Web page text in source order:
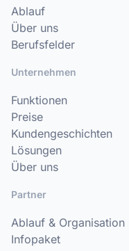
Ablauf
Über uns
Berufsfelder
Unternehmen
Funktionen
Preise
Kundengeschichten
Lösungen
Über uns
Partner
Ablauf & Organisation
Infopaket